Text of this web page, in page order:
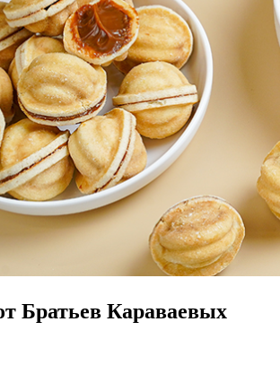
Братьев Караваевых